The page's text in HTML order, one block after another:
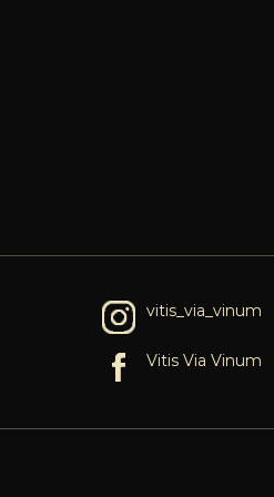
vitis_via_vinum
Vitis Via Vinum